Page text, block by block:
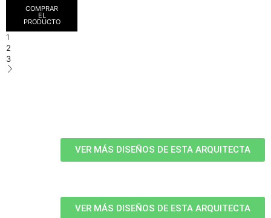
COMPRAR
EL
PRODUCTO
1
2
3
VER MÁS DISEÑOS DE ESTA ARQUITECTA
VER MÁS DISEÑOS DE ESTA ARQUITECTA